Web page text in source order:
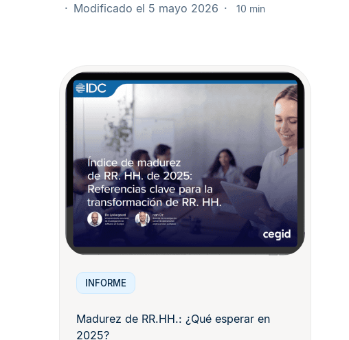
Modificado el 5 mayo 2026
10 min
INFORME
Madurez de RR.HH.: ¿Qué esperar en
2025?